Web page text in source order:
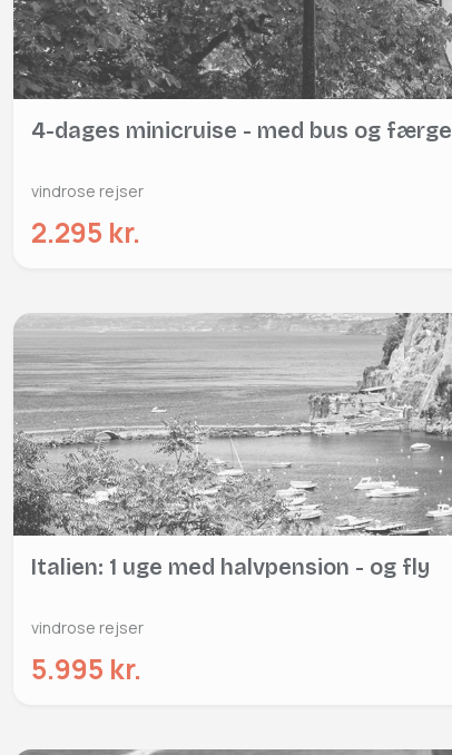
4-dages minicruise - med bus og færge
vindrose rejser
2.295 kr.
Italien: 1 uge med halvpension - og fly
vindrose rejser
5.995 kr.